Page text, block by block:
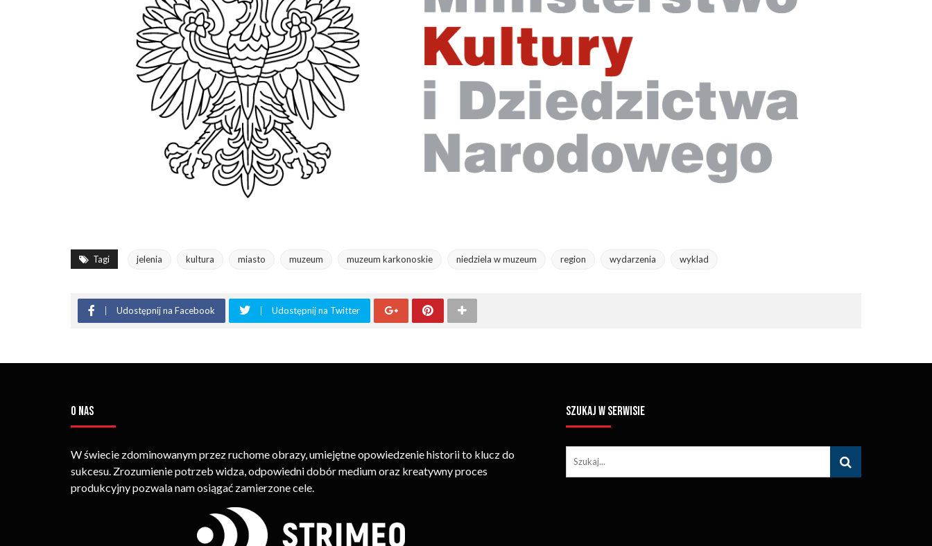
Tagi jelenia kultura miasto muzeum muzeum karkonoskie niedziela w muzeum region wydarzenia wyklad
Udostępnij na Facebook Udostępnij na Twitter
O NAS
W świecie zdominowanym przez ruchome obrazy, umiejętne opowiedzenie historii to klucz do
sukcesu. Zrozumienie potrzeb widza, odpowiedni dobór medium oraz kreatywny proces
produkcyjny pozwala nam osiągać zamierzone cele.
SZUKAJ W SERWISIE